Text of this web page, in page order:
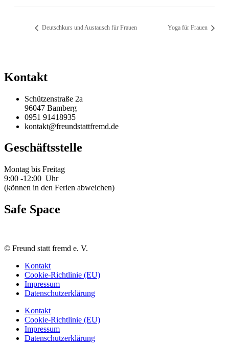
Deutschkurs und Austausch für Frauen Yoga für Frauen
Kontakt
Schützenstraße 2a
96047 Bamberg
0951 91418935
kontakt@freundstattfremd.de
Geschäftsstelle
Montag bis Freitag
9:00 -12:00 Uhr
(können in den Ferien abweichen)
Safe Space
© Freund statt fremd e. V.
Kontakt
Cookie-Richtlinie (EU)
Impressum
Datenschutzerklärung
Kontakt
Cookie-Richtlinie (EU)
Impressum
Datenschutzerklärung